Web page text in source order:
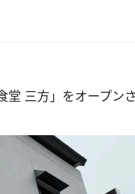
三方」をオープンさ